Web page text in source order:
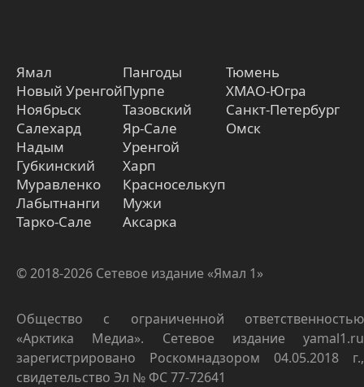
Ямал
Новый Уренгой
Ноябрьск
Салехард
Надым
Губкинский
Муравленко
Лабытнанги
Тарко-Сале
Пангоды
Пурпе
Тазовский
Яр-Сале
Уренгой
Харп
Красноселькуп
Мужи
Аксарка
Тюмень
ХМАО-Югра
Санкт-Петербург
Омск
© 2018-2026 Сетевое издание «Ямал 1»
Общество с ограниченной ответственностью
«Арктика Медиа». Сетевое издание yamal1.ru
зарегистрировано Роскомнадзором 04.05.2018 г.,
свидетельство Эл № ФС 77-72641